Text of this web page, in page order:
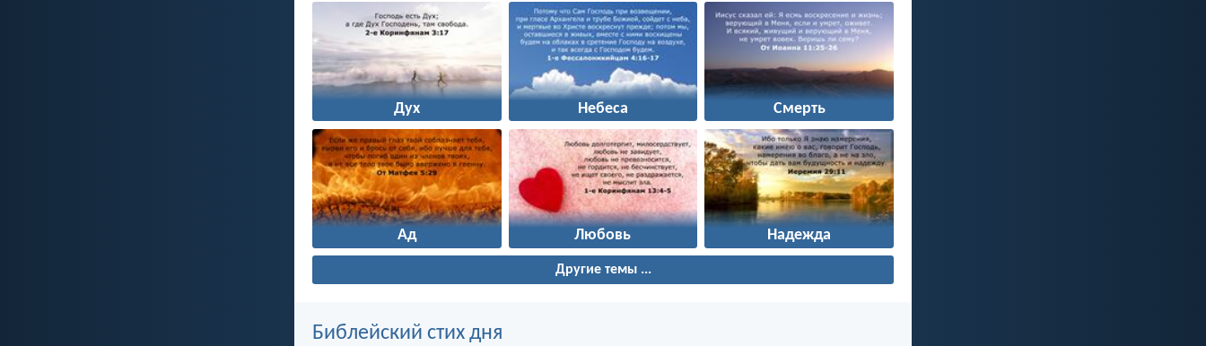
Дух Небеса Смерть
Ад Любовь Надежда
Другие темы ...
Библейский стих дня